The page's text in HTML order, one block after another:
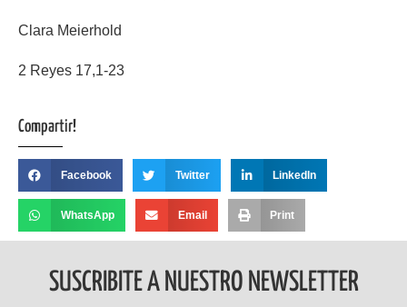
Clara Meierhold
2 Reyes 17,1-23
Compartir!
Facebook Twitter LinkedIn
WhatsApp Email Print
SUSCRIBITE A NUESTRO NEWSLETTER